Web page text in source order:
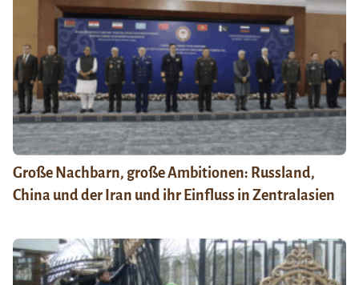
Große Nachbarn, große Ambitionen: Russland,
China und der Iran und ihr Einfluss in Zentralasien